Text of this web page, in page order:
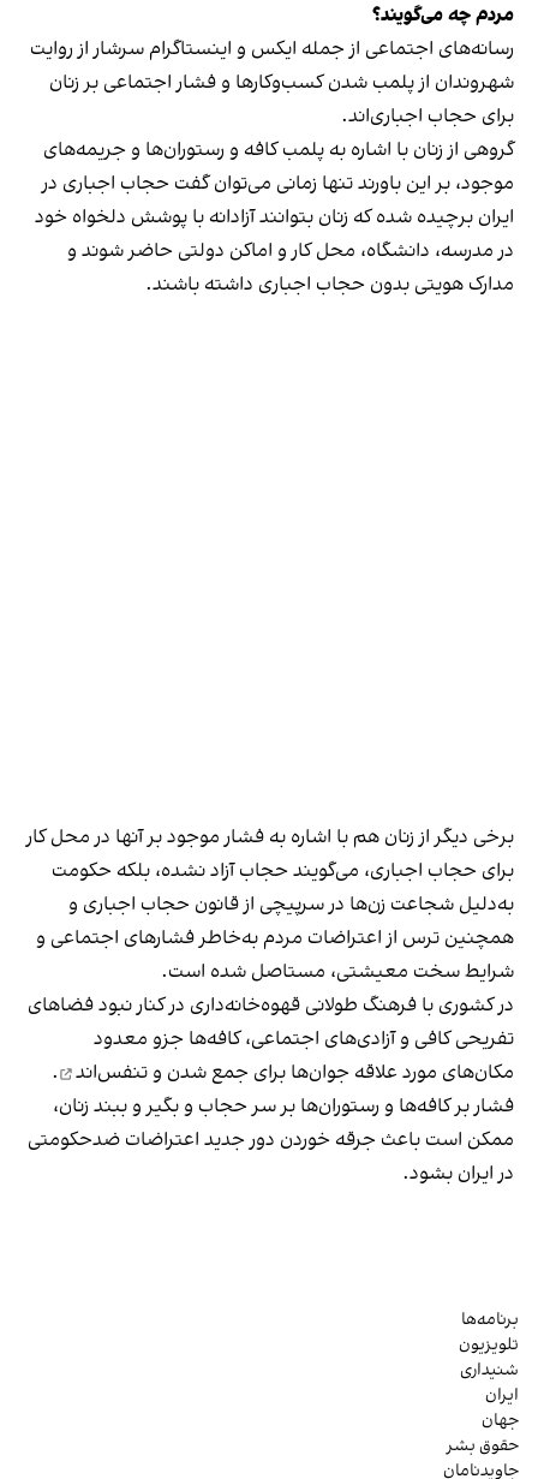
مردم چه می‌گویند؟
رسانه‎‌های اجتماعی از جمله ایکس و اینستاگرام سرشار از روایت
شهروندان از پلمب شدن کسب‌وکارها و فشار اجتماعی بر زنان
برای حجاب اجباری‌اند.
گروهی از زنان با اشاره به پلمب کافه و رستوران‌ها و جریمه‌های
موجود، بر این باورند تنها زمانی می‌توان گفت حجاب اجباری در
ایران برچیده شده که زنان بتوانند آزادانه با پوشش دلخواه خود
در مدرسه، دانشگاه، محل کار و اماکن دولتی حاضر شوند و
مدارک هویتی بدون حجاب اجباری داشته باشند.
برخی دیگر از زنان هم با اشاره به فشار موجود بر آنها در محل کار
برای حجاب اجباری، می‌گویند حجاب آزاد نشده، بلکه حکومت
به‌دلیل شجاعت زن‌ها در سرپیچی از قانون حجاب اجباری و
همچنین ترس از اعتراضات مردم به‌خاطر فشارهای اجتماعی و
شرایط سخت معیشتی، مستاصل شده است.
در کشوری با فرهنگ طولانی قهوه‌‌خانه‌داری در کنار نبود فضاهای
تفریحی کافی و آزادی‌های اجتماعی، کافه‌ها جزو معدود
مکان‌های مورد علاقه جوان‌ها برای جمع شدن و تنفس‌اند
.
فشار بر کافه‌ها و رستوران‌ها بر سر حجاب و بگیر و ببند زنان،
ممکن است باعث جرقه خوردن دور جدید اعتراضات ضدحکومتی
در ایران بشود.
برنامه‌ها
تلویزیون
شنیداری
ایران
جهان
حقوق بشر
جاویدنامان